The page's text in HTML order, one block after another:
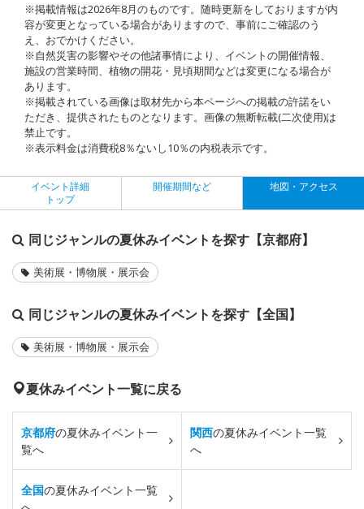
※掲載情報は2026年8月のものです。随時更新をしておりますが内
容が変更となっている場合がありますので、事前にご確認のう
え、おでかけください。
※自然災害の影響やその他諸事情により、イベントの開催情報、
施設の営業時間、植物の開花・見頃期間などは変更になる場合が
あります。
※掲載されている画像は取材先から本ページへの掲載の許諾をい
ただき、提供されたものとなります。画像の無断転載(二次使用)は
禁止です。
※表示料金は消費税8％ないし10％の内税表示です。
イベント詳細
トップ
開催期間など 地図・アクセス
同じジャンルの夏休みイベントを探す【京都府】
美術展・博物展・展示会
同じジャンルの夏休みイベントを探す【全国】
美術展・博物展・展示会
夏休みイベント一覧に戻る
京都府の夏休みイベント一
覧へ
関西の夏休みイベント一覧
へ
全国の夏休みイベント一覧